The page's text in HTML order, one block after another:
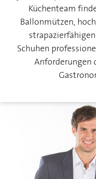
Küchenteam
Ballonmützen,
Schuhen
Anforderungen